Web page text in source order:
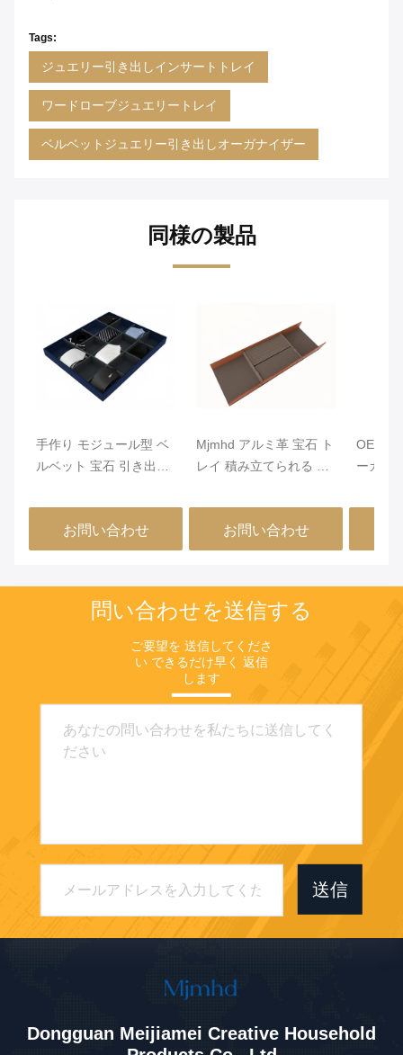
Tags:
ジュエリー引き出しインサートトレイ
ワードローブジュエリートレイ
ベルベットジュエリー引き出しオーガナイザー
同様の製品
手作り モジュール型 ベ
ルベット 宝石 引き出し
ゼット 引き出し 挿入
お問い合わせ
Mjmhd アルミ革 宝石 ト
レイ 積み立てられる 宝
作り
お問い合わせ
OEM
ーガナ
ー
問い合わせを送信する
ご要望を 送信してくださ
い できるだけ早く 返信
します
送信
Dongguan Meijiamei Creative Household